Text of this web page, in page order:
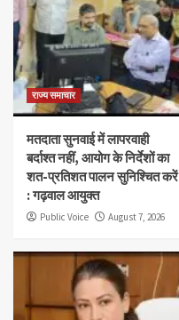
राज्य समाचार
मतदाता सुनवाई में लापरवाही
बर्दाश्त नहीं, आयोग के निर्देशों का
शत-प्रतिशत पालन सुनिश्चित करें
: गढ़वाल आयुक्त
Public Voice August 7, 2026